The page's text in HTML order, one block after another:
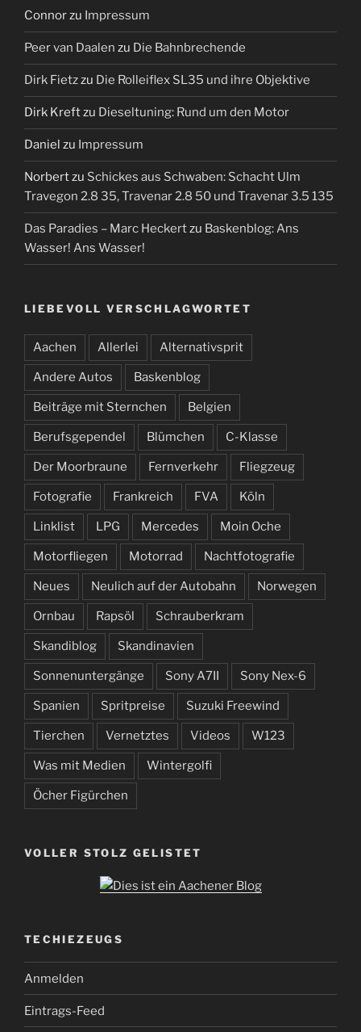
Connorzu Impressum
Peer van Daalen zu Die Bahnbrechende
Dirk Fietzzu Die Rolleiflex SL35 und ihre Objektive
Dirk Kreftzu Dieseltuning: Rund um den Motor
Daniel zu Impressum
Norbertzu Schickes aus Schwaben: Schacht Ulm
Travegon 2.8 35, Travenar 2.8 50 und Travenar 3.5 135
Das Paradies – Marc Heckertzu Baskenblog: Ans
Wasser! Ans Wasser!
LIEBEVOLL VERSCHLAGWORTET
Aachen Allerlei Alternativsprit
Andere Autos Baskenblog
Beiträge mit Sternchen Belgien
Berufsgependel Blümchen C-Klasse
Der Moorbraune Fernverkehr Fliegzeug
Fotografie Frankreich FVA Köln
Linklist LPG Mercedes Moin Oche
Motorfliegen Motorrad Nachtfotografie
Neues Neulich auf der Autobahn Norwegen
Ornbau Rapsöl Schrauberkram
Skandiblog Skandinavien
Sonnenuntergänge Sony A7II Sony Nex-6
Spanien Spritpreise Suzuki Freewind
Tierchen Vernetztes Videos W123
Was mit Medien Wintergolfi
Öcher Figürchen
VOLLER STOLZ GELISTET
TECHIEZEUGS
Anmelden
Eintrags-Feed